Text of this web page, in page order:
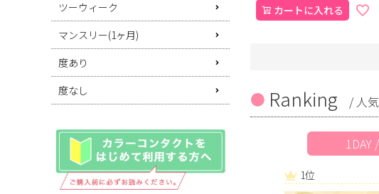
ツーウィーク
マンスリー(1ヶ月)
度あり
度なし
カートに入れる
Ranking / 人
1DAY
1位